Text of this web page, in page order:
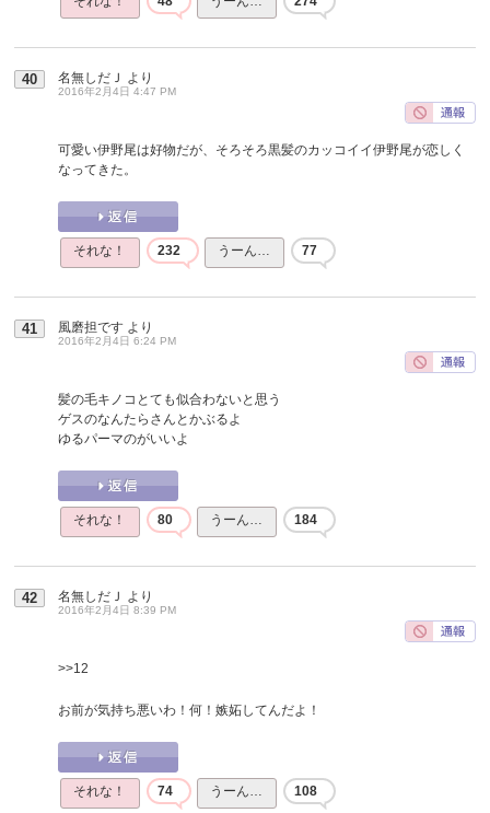
40 名無しだＪ より
2016年2月4日 4:47 PM
可愛い伊野尾は好物だが、そろそろ黒髪のカッコイイ伊野尾が恋しく
なってきた。
それな！ 232 うーん… 77
41 風磨担です より
2016年2月4日 6:24 PM
髪の毛キノコとても似合わないと思う
ゲスのなんたらさんとかぶるよ
ゆるパーマのがいいよ
それな！ 80 うーん… 184
42 名無しだＪ より
2016年2月4日 8:39 PM
>>12
お前が気持ち悪いわ！何！嫉妬してんだよ！
それな！ 74 うーん… 108